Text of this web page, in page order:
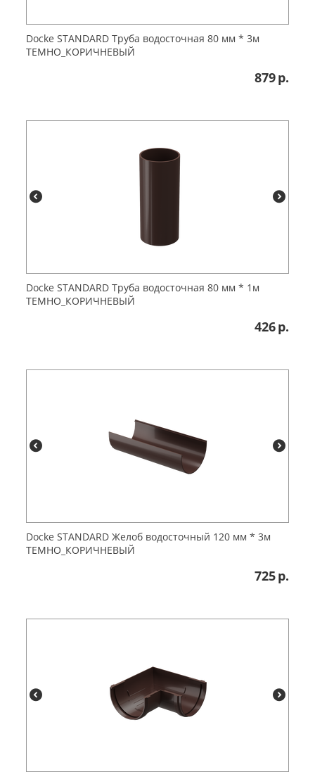
Dоcke STANDARD Труба водосточная 80 мм * 3м
ТЕМНО_КОРИЧНЕВЫЙ
879р.
Dоcke STANDARD Труба водосточная 80 мм * 1м
ТЕМНО_КОРИЧНЕВЫЙ
426р.
Dоcke STANDARD Желоб водосточный 120 мм * 3м
ТЕМНО_КОРИЧНЕВЫЙ
725р.